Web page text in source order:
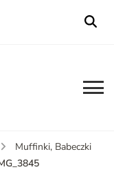
Muffinki, Babeczki